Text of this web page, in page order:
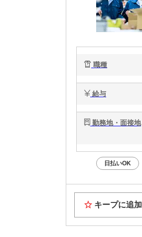
職種
給与
勤務地・面接地
日払いOK
キープに追加